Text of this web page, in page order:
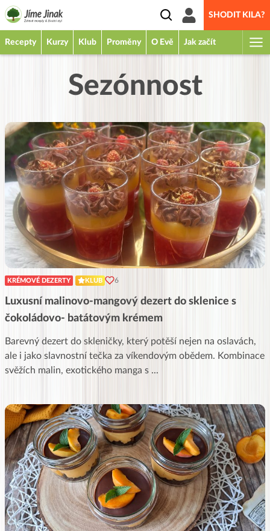
SHODIT KILA?
Recepty Kurzy Klub Proměny O Evě Jak začít
Sezónnost
KRÉMOVÉ DEZERTY KLUB 6
Luxusní malinovo-mangový dezert do sklenice s
čokoládovo- batátovým krémem
Barevný dezert do skleničky, který potěší nejen na oslavách,
ale i jako slavnostní tečka za víkendovým obědem. Kombinace
svěžích malin, exotického manga s ...